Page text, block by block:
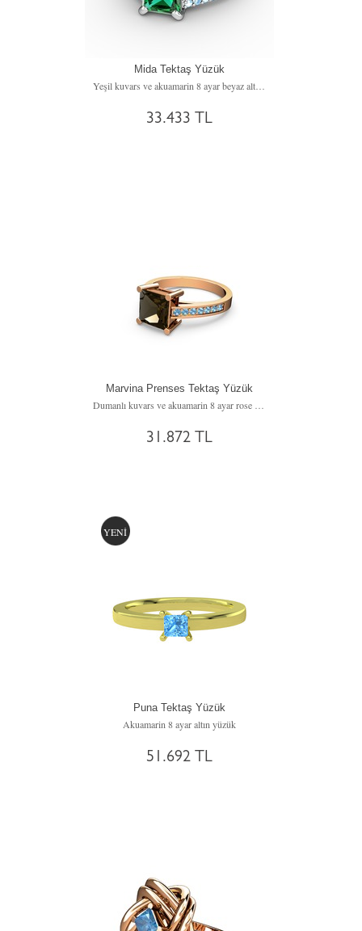
Mida Tektaş Yüzük
Yeşil kuvars ve akuamarin 8 ayar beyaz altın yüzük
33.433 TL
Marvina Prenses Tektaş Yüzük
31.872 TL
YENİ
Puna Tektaş Yüzük
Akuamarin 8 ayar altın yüzük
51.692 TL